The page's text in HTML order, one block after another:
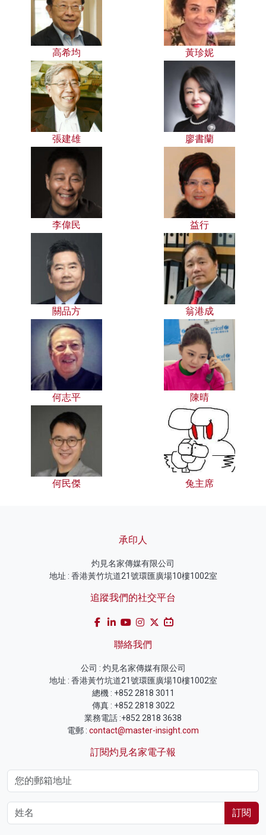
高希均 黃珍妮
張建雄 廖書蘭
李偉民 益行
關品方 翁港成
何志平 陳晴
何民傑 兔主席
承印人
灼見名家傳媒有限公司
地址 : 香港黃竹坑道21號環匯廣場10樓1002室
追蹤我們的社交平台
聯絡我們
公司 : 灼見名家傳媒有限公司
地址 : 香港黃竹坑道21號環匯廣場10樓1002室
總機 : +852 2818 3011
傳真 : +852 2818 3022
業務電話 :+852 2818 3638
電郵 : contact@master-insight.com
訂閱灼見名家電子報
訂閱